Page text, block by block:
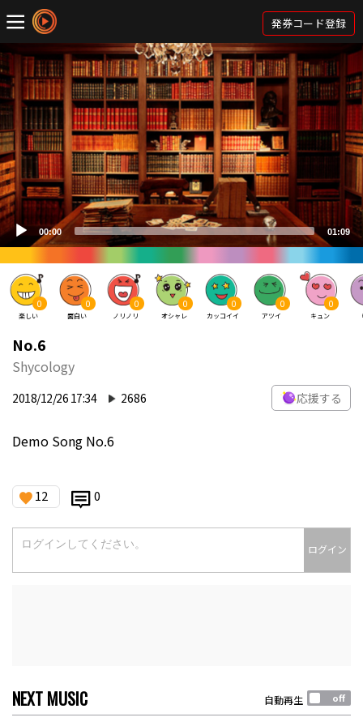
発券コード登録
0
楽しい
0
面白い
0
ノリノリ
0
オシャレ
0
カッコイイ
0
アツイ
0
キュン
No.6
Shycology
2018/12/26 17:34 2686 応援する
Demo Song No.6
12 0
ログイン
NEXT MUSIC 自動再生